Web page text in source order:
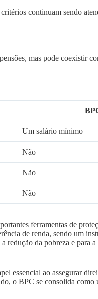
continuam sendo
mas pode coexistir
Um salário mínimo
Não
Não
Não
ferramentas de
de renda, sendo um
redução da pobreza e para
essencial ao assegurar
o BPC se consolida